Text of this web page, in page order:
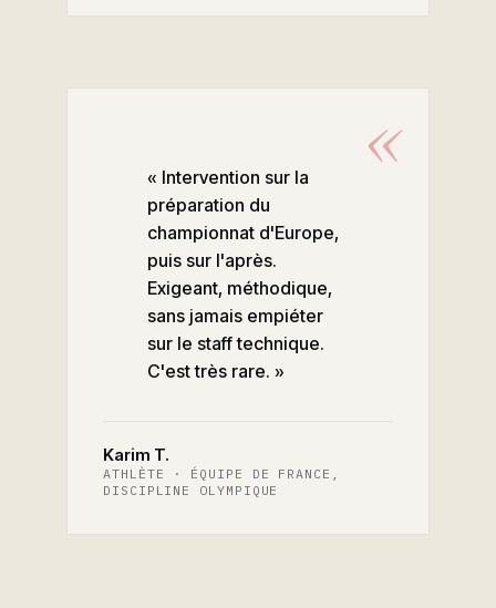
« Intervention sur la
préparation du
championnat d'Europe,
puis sur l'après.
Exigeant, méthodique,
sans jamais empiéter
sur le staff technique.
C'est très rare. »
Karim T.
ATHLÈTE · ÉQUIPE DE FRANCE,
DISCIPLINE OLYMPIQUE